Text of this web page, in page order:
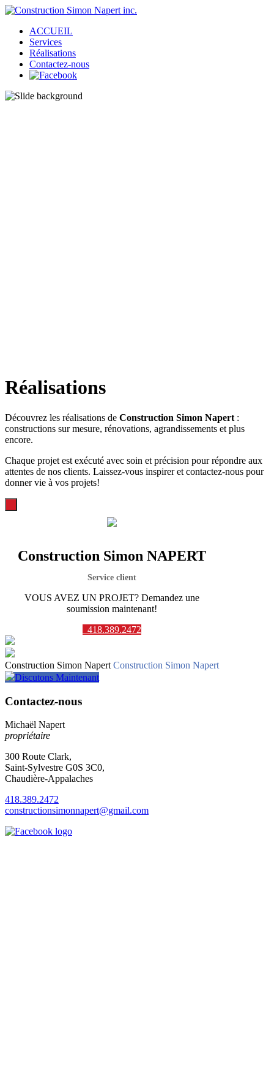
ACCUEIL
Services
Réalisations
Contactez-nous
Réalisations
Découvrez les réalisations de Construction Simon Napert :
constructions sur mesure, rénovations, agrandissements et plus
encore.
Chaque projet est exécuté avec soin et précision pour répondre aux
attentes de nos clients. Laissez-vous inspirer et contactez-nous pour
donner vie à vos projets!
Construction Simon NAPERT
Service client
VOUS AVEZ UN PROJET? Demandez une
soumission maintenant!
418.389.2472
Construction Simon Napert Construction Simon Napert
Discutons Maintenant
Contactez-nous
Michaël Napert
propriétaire
300 Route Clark,
Saint-Sylvestre G0S 3C0,
Chaudière-Appalaches
418.389.2472
constructionsimonnapert@gmail.com